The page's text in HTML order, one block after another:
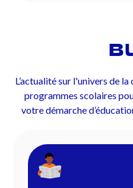
L’actualité sur l'univers de
programmes scolaires
votre démarche